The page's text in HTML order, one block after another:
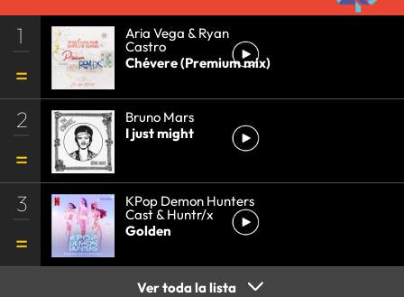
1 Aria Vega & Ryan
Castro
Chévere (Premium mix)
2
Bruno Mars
I just might
3 KPop Demon Hunters
Cast & Huntr/x
Golden
Ver toda la lista